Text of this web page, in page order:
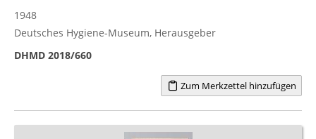
1948
Deutsches Hygiene-Museum, Herausgeber
DHMD 2018/660
Zum Merkzettel hinzufügen